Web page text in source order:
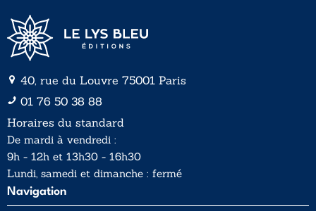
40, rue du Louvre 75001 Paris
01 76 50 38 88
Horaires du standard
De mardi à vendredi :
9h - 12h et 13h30 - 16h30
Lundi, samedi et dimanche : fermé
Navigation